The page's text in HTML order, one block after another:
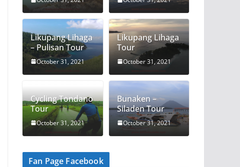
Likupang Lihaga
– Pulisan Tour
October 31, 2021
Likupang Lihaga
Tour
October 31, 2021
Cycling Tondano
Tour
October 31, 2021
Bunaken –
Siladen Tour
October 31, 2021
Fan Page Facebook